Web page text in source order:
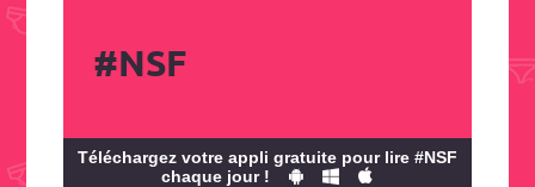
#NSF
Téléchargez votre appli gratuite pour lire #NSF
chaque jour !